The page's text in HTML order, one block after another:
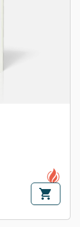
shopping_cart